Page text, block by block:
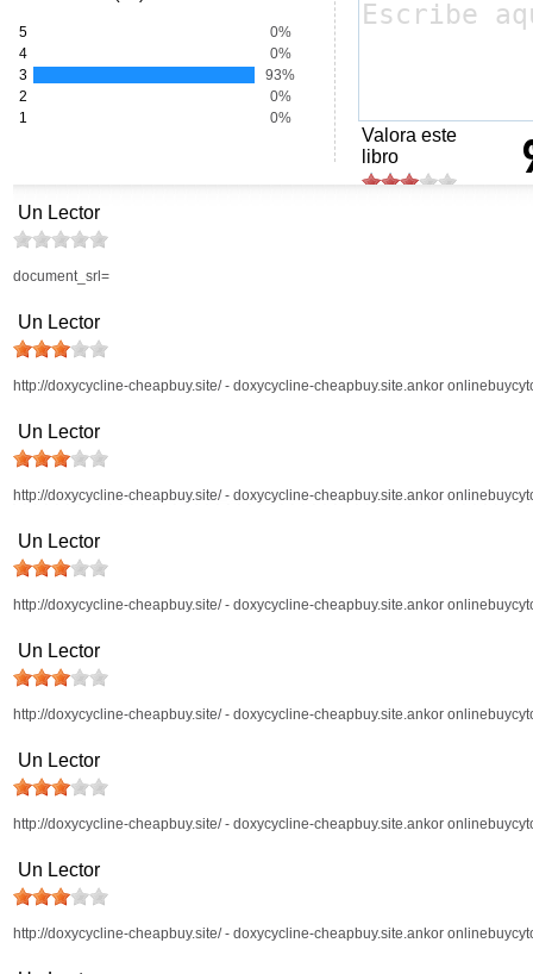
5
0%
4
0%
3
93%
2
0%
1
0%
Valora este
libro
Un Lector
document_srl=
Un Lector
http://doxycycline-cheapbuy.site/ - doxycycline-cheapbuy.site.ankor
Un Lector
http://doxycycline-cheapbuy.site/ - doxycycline-cheapbuy.site.ankor
Un Lector
http://doxycycline-cheapbuy.site/ - doxycycline-cheapbuy.site.ankor
Un Lector
http://doxycycline-cheapbuy.site/ - doxycycline-cheapbuy.site.ankor
Un Lector
http://doxycycline-cheapbuy.site/ - doxycycline-cheapbuy.site.ankor
Un Lector
http://doxycycline-cheapbuy.site/ - doxycycline-cheapbuy.site.ankor